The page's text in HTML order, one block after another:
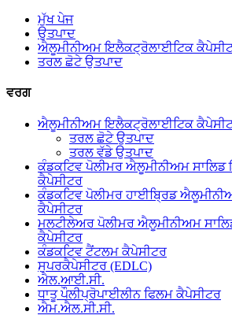
ਮੁੱਖ ਪੇਜ
ਉਤਪਾਦ
ਐਲੂਮੀਨੀਅਮ ਇਲੈਕਟ੍ਰੋਲਾਈਟਿਕ
ਤਰਲ ਛੋਟੇ ਉਤਪਾਦ
ਵਰਗ
ਐਲੂਮੀਨੀਅਮ ਇਲੈਕਟ੍ਰੋਲਾਈਟਿਕ
ਤਰਲ ਛੋਟੇ ਉਤਪਾਦ
ਤਰਲ ਵੱਡੇ ਉਤਪਾਦ
ਕੰਡਕਟਿਵ ਪੋਲੀਮਰ ਐਲੂਮੀਨੀਅਮ
ਕੈਪੇਸੀਟਰ
ਕੰਡਕਟਿਵ ਪੋਲੀਮਰ ਹਾਈਬ੍ਰਿਡ
ਕੈਪੇਸੀਟਰ
ਮਲਟੀਲੇਅਰ ਪੋਲੀਮਰ ਐਲੂਮੀਨੀਅਮ
ਕੈਪੇਸੀਟਰ
ਕੰਡਕਟਿਵ ਟੈਂਟਲਮ ਕੈਪੇਸੀਟਰ
ਸੁਪਰਕੈਪੇਸੀਟਰ (EDLC)
ਐਲ.ਆਈ.ਸੀ.
ਧਾਤੂ ਪੌਲੀਪ੍ਰੋਪਾਈਲੀਨ ਫਿਲਮ ਕੈਪੇਸੀਟਰ
ਐਮ.ਐਲ.ਸੀ.ਸੀ.